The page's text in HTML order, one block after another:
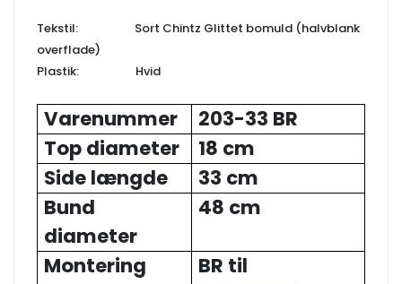
Tekstil: Sort Chintz Glittet bomuld (halvblank
overflade)
Plastik: Hvid
Varenummer
203-33 BR
Top diameter
18 cm
Side længde
33 cm
Bund
diameter
48 cm
Montering
BR til